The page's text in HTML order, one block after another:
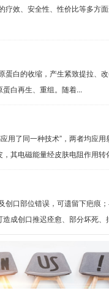
疗效、安全性、性价比等多方
蛋白的收缩，产生紧致提拉
白再生、重组。随着...
用了同一种技术”，两者均应
其电磁能量经皮肤电阻作用转
部位错误，可遗留下疤痕；
成创口推迟痊愈、部分坏死、